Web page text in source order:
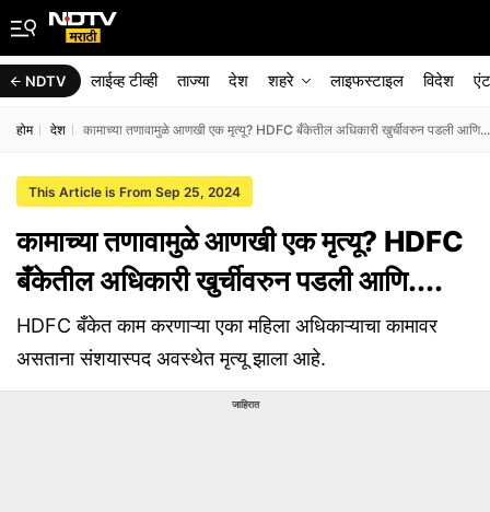
NDTV लाईव्ह टीव्ही ताज्या देश शहरे लाइफस्टाइल विदेश
होम देश कामाच्या तणावामुळे आणखी एक मृत्यू? HDFC बँकेतील अधिकारी खुर्चीवरुन पडली
This Article is From Sep 25, 2024
कामाच्या तणावामुळे आणखी एक मृत्यू? HDFC
बँकेतील अधिकारी खुर्चीवरुन पडली आणि....
HDFC बँकेत काम करणाऱ्या एका महिला अधिकाऱ्याचा कामावर
असताना संशयास्पद अवस्थेत मृत्यू झाला आहे.
जाहिरात